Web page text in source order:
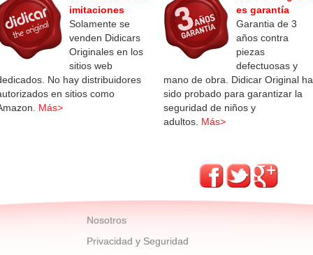
imitaciones
Solamente se
venden Didicars
Originales en los
sitios web
No hay distribuidores
en sitios como
Más>
es garantía
Garantia de 3
años contra
piezas
defectuosas y
mano de obra. Didicar Original ha
sido probado para garantizar la
seguridad de niños y
adultos. Más>
Nosotros
Privacidad y Seguridad